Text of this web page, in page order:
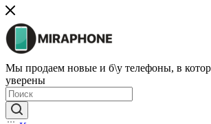
Мы продаем новые и б\у телефоны, в
уверены